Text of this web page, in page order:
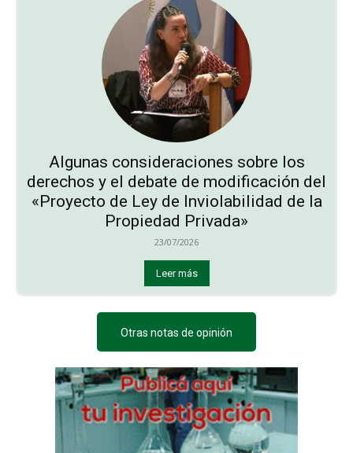
Algunas consideraciones sobre los
derechos y el debate de modificación del
«Proyecto de Ley de Inviolabilidad de la
Propiedad Privada»
23/07/2026
Leer más
Otras notas de opinión